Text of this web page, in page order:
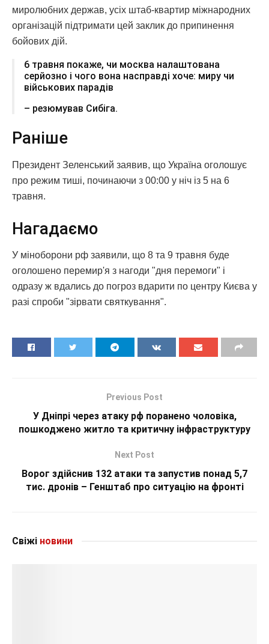
миролюбних держав, усіх штаб-квартир міжнародних
організацій підтримати цей заклик до припинення
бойових дій.
6 травня покаже, чи москва налаштована
серйозно і чого вона насправді хоче: миру чи
військових парадів
– резюмував Сибіга.
Раніше
Президент Зеленський заявив, що Україна оголошує
про режим тиші, починаючи з 00:00 у ніч із 5 на 6
травня.
Нагадаємо
У міноборони рф заявили, що 8 та 9 травня буде
оголошено перемир'я з нагоди "дня перемоги" і
одразу ж вдались до погроз вдарити по центру Києва у
разі спроби "зірвати святкування".
Previous Post
У Дніпрі через атаку рф поранено чоловіка,
пошкоджено житло та критичну інфраструктуру
Next Post
Ворог здійснив 132 атаки та запустив понад 5,7
тис. дронів – Генштаб про ситуацію на фронті
Свіжі новини